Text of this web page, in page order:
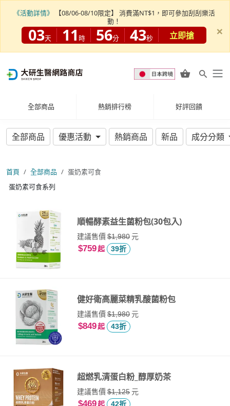
全部商品 熱銷排行榜 好評回饋
全部商品 優惠活動 熱銷商品 新品 成分分類
首頁 全部商品
蛋奶素可食
蛋奶素可食系列
順暢酵素益生菌粉包(30包入)
建議售價$1,980元
$759起 39折
健好衛高麗菜精乳酸菌粉包
建議售價$1,980元
$849起 43折
超燃乳清蛋白粉_醇厚奶茶
建議售價$1,125元
$469起 42折
《活動詳情》
【08/06-08/10限定】 消費滿NT$1，即可參加刮刮樂活
動！
03天 11 時 56分 43秒 立即搶 ×